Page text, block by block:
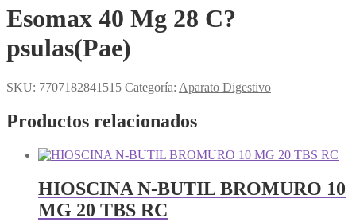
Esomax 40 Mg 28 C?
psulas(Pae)
SKU: 7707182841515 Categoría: Aparato Digestivo
Productos relacionados
HIOSCINA N-BUTIL BROMURO 10
MG 20 TBS RC